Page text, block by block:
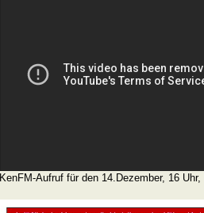
KenFM-Aufruf für den 14.Dezember, 16